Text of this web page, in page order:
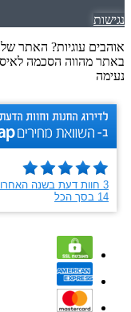
נגישות
באתר מהווה הסכמה
נעימה